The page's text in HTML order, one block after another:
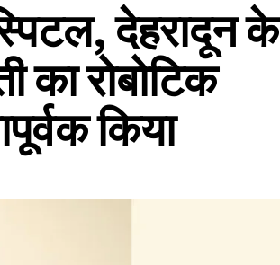
देहरादून के
का रोबोटिक
किया